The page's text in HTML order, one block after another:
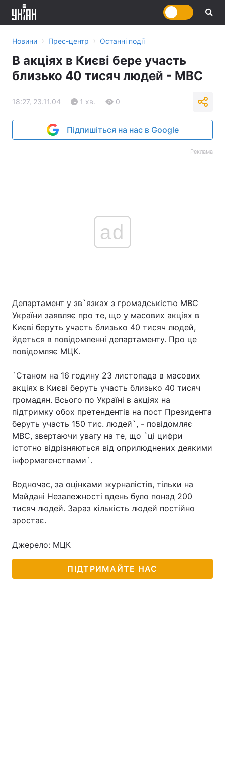
Головна Війна
Спорт Наука
Новини › Прес-центр › Останні події
В акціях в Києві бере участь
близько 40 тисяч людей - МВС
18:27, 23.11.04 1 хв. 0
Підпишіться на нас в Google
Реклама
ad
Департамент у зв`язках з громадськістю МВС
України заявляє про те, що у масових акціях в
Києві беруть участь близько 40 тисяч людей,
йдеться в повідомленні департаменту. Про це
повідомляє МЦК.
`Станом на 16 годину 23 листопада в масових
акціях в Києві беруть участь близько 40 тисяч
громадян. Всього по Україні в акціях на
підтримку обох претендентів на пост Президента
беруть участь 150 тис. людей`, - повідомляє
МВС, звертаючи увагу на те, що `ці цифри
істотно відрізняються від оприлюднених деякими
інформагенствами`.
Водночас, за оцінками журналістів, тільки на
Майдані Незалежності вдень було понад 200
тисяч людей. Зараз кількість людей постійно
зростає.
Джерело: МЦК
ПІДТРИМАЙТЕ НАС